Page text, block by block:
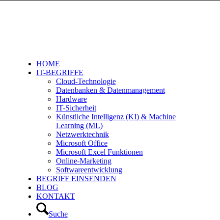
HOME
IT-BEGRIFFE
Cloud-Technologie
Datenbanken & Datenmanagement
Hardware
IT-Sicherheit
Künstliche Intelligenz (KI) & Machine
Learning (ML)
Netzwerktechnik
Microsoft Office
Microsoft Excel Funktionen
Online-Marketing
Softwareentwicklung
BEGRIFF EINSENDEN
BLOG
KONTAKT
Suche